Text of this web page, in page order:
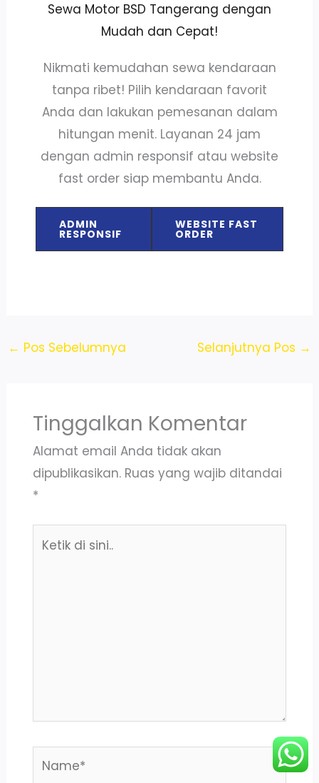
Sewa Motor BSD Tangerang dengan
Mudah dan Cepat!
Nikmati kemudahan sewa kendaraan
tanpa ribet! Pilih kendaraan favorit
Anda dan lakukan pemesanan dalam
hitungan menit. Layanan 24 jam
dengan admin responsif atau website
fast order siap membantu Anda.
ADMIN
RESPONSIF
WEBSITE FAST
ORDER
← Pos Sebelumnya Selanjutnya Pos →
Tinggalkan Komentar
Alamat email Anda tidak akan
dipublikasikan. Ruas yang wajib ditandai
*
Name*